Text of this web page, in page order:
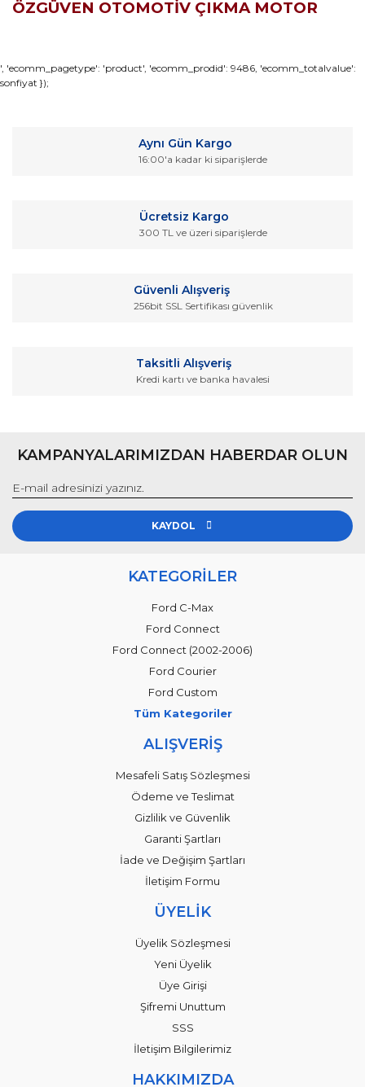
ÖZGÜVEN OTOMOTİV ÇIKMA MOTOR
Yorum Yaz
Bu ürünün fiyat bilgisi, resim, ürün açıklamalarında ve diğer
konularda yetersiz gördüğünüz noktaları öneri formunu
Ürün resmi kalitesiz, bozuk veya görüntülenemiyor.
Ürün fiyatı diğer sitelerden daha pahalı.
', 'ecomm_pagetype': 'product', 'ecomm_prodid': 9486, 'ecomm_totalvalue':
sonfiyat });
Aynı Gün Kargo
16:00'a kadar ki siparişlerde
Ücretsiz Kargo
300 TL ve üzeri siparişlerde
Güvenli Alışveriş
256bit SSL Sertifikası güvenlik
Taksitli Alışveriş
Kredi kartı ve banka havalesi
KAMPANYALARIMIZDAN HABERDAR OLUN
KAYDOL
KATEGORİLER
Ford C-Max
Ford Connect
Ford Connect (2002-2006)
Ford Courier
Ford Custom
Tüm Kategoriler
ALIŞVERİŞ
Mesafeli Satış Sözleşmesi
Ödeme ve Teslimat
Gizlilik ve Güvenlik
Garanti Şartları
İade ve Değişim Şartları
İletişim Formu
ÜYELİK
Üyelik Sözleşmesi
Yeni Üyelik
Üye Girişi
Şifremi Unuttum
SSS
İletişim Bilgilerimiz
HAKKIMIZDA